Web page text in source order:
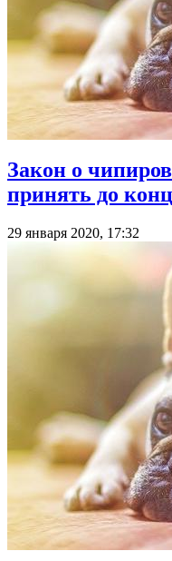
Закон о
принять до
29 января 2020, 17:32